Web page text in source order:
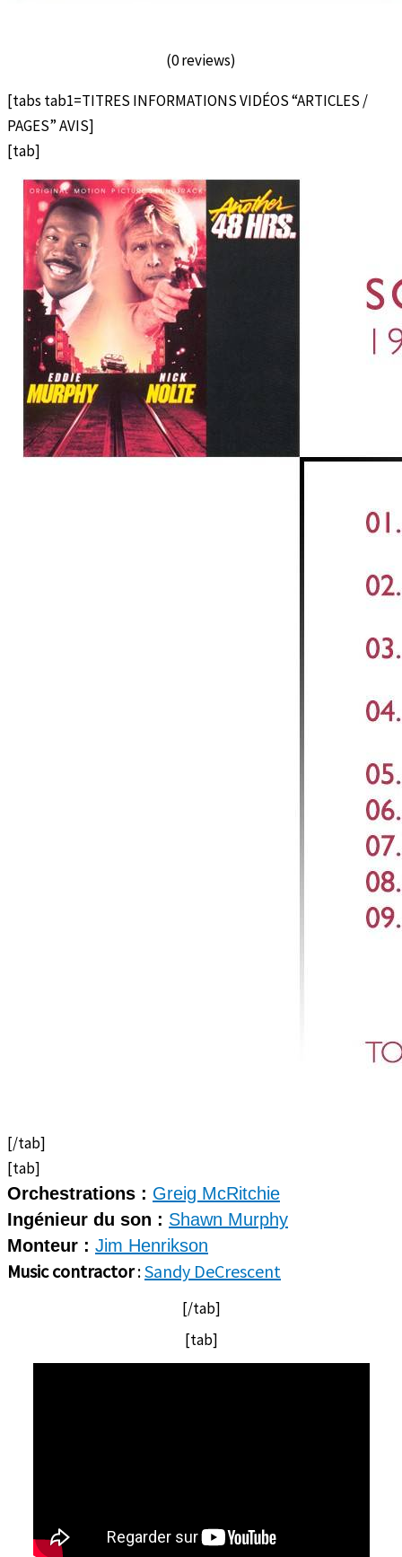
(0 reviews)
[tabs tab1=TITRES INFORMATIONS VIDÉOS “ARTICLES /
PAGES” AVIS]
[tab]
[/tab]
[tab]
Orchestrations : Greig McRitchie
Ingénieur du son : Shawn Murphy
Monteur : Jim Henrikson
Music contractor:Sandy DeCrescent
[/tab]
[tab]